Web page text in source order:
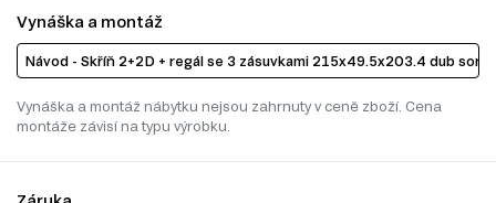
Vynáška a montáž
Návod - Skříň 2+2D + regál se 3 zásuvkami 215х49.5х203.4 dub
Vynáška a montáž nábytku nejsou zahrnuty v ceně zboží. Cena
montáže závisí na typu výrobku.